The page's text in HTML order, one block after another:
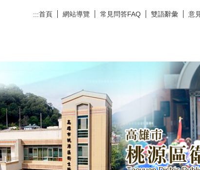
:::首頁 網站導覽 常見問答FAQ 雙語辭彙 意